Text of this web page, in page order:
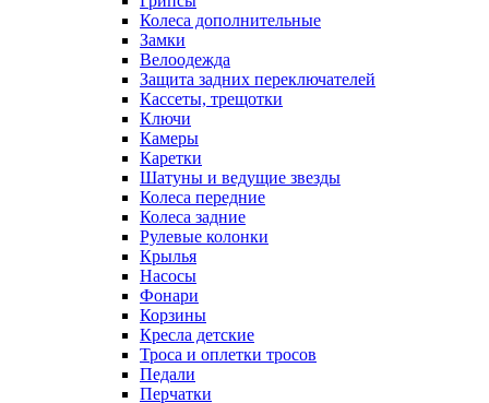
Колеса дополнительные
Замки
Велоодежда
Защита задних переключателей
Кассеты, трещотки
Ключи
Камеры
Каретки
Шатуны и ведущие звезды
Колеса передние
Колеса задние
Рулевые колонки
Крылья
Насосы
Фонари
Корзины
Кресла детские
Троса и оплетки тросов
Педали
Перчатки